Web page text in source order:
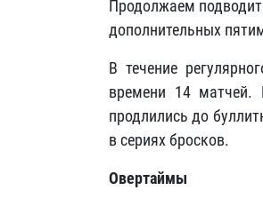
Продолжаем
дополнительных
В течение
времени 14 матчей.
продлились до
в сериях бросков.
Овертаймы